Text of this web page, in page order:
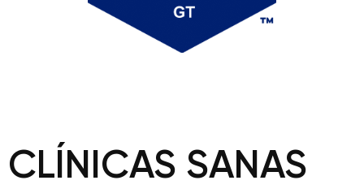
CLÍNICAS SANAS